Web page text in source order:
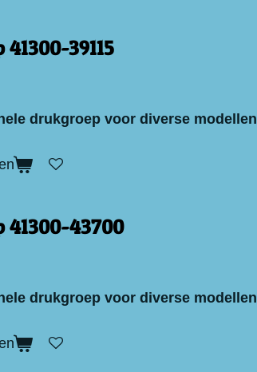
39115
drukgroep voor diverse modellen
41300-43700
drukgroep voor diverse modellen